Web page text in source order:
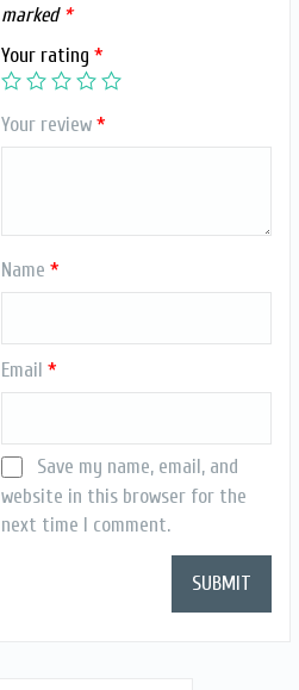
marked *
Your rating*
Your review*
Name*
Email*
Save my name, email, and
website in this browser for the
next time I comment.